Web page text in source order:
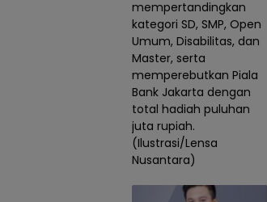
mempertandingkan
kategori SD, SMP, Open
Umum, Disabilitas, dan
Master, serta
memperebutkan Piala
Bank Jakarta dengan
total hadiah puluhan
juta rupiah.
(Ilustrasi/Lensa
Nusantara)